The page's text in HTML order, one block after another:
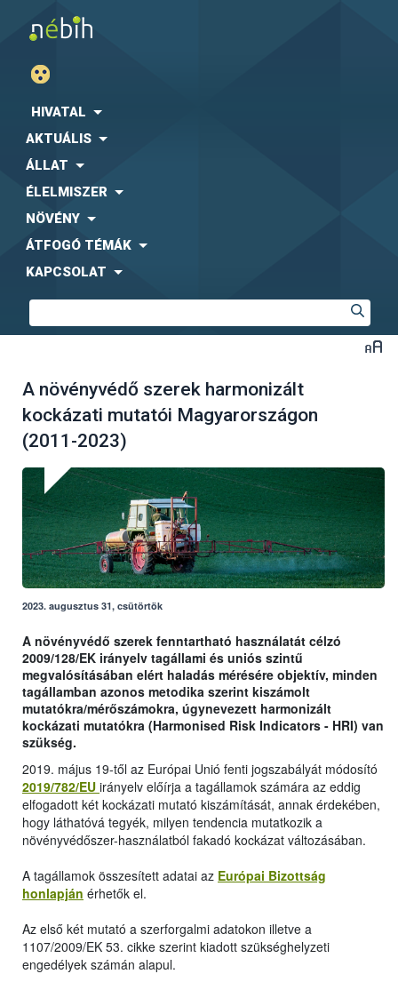
HIVATAL
AKTUÁLIS
ÁLLAT
ÉLELMISZER
NÖVÉNY
ÁTFOGÓ TÉMÁK
KAPCSOLAT
A növényvédő szerek harmonizált
kockázati mutatói Magyarországon
(2011-2023)
2023. augusztus 31, csütörtök
A növényvédő szerek fenntartható használatát célzó
2009/128/EK irányelv tagállami és uniós szintű
megvalósításában elért haladás mérésére objektív, minden
tagállamban azonos metodika szerint kiszámolt
mutatókra/mérőszámokra, úgynevezett harmonizált
kockázati mutatókra (Harmonised Risk Indicators - HRI) van
szükség.
2019. május 19-től az Európai Unió fenti jogszabályát módosító
2019/782/EU irányelv előírja a tagállamok számára az eddig
elfogadott két kockázati mutató kiszámítását, annak érdekében,
hogy láthatóvá tegyék, milyen tendencia mutatkozik a
növényvédőszer-használatból fakadó kockázat változásában.
A tagállamok összesített adatai az Európai Bizottság
honlapján érhetők el.
Az első két mutató a szerforgalmi adatokon illetve a
1107/2009/EK 53. cikke szerint kiadott szükséghelyzeti
engedélyek számán alapul.